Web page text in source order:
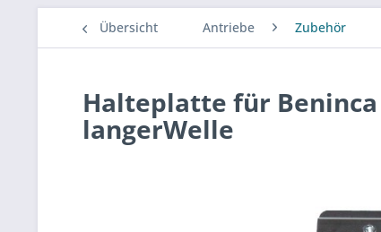
Übersicht Antriebe Zubehör
Halteplatte für
langerWelle